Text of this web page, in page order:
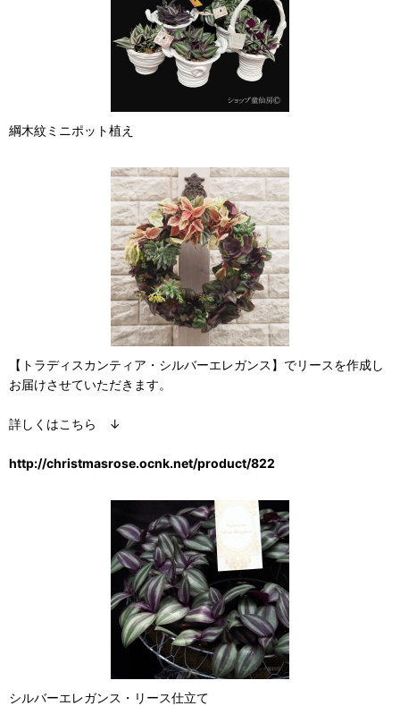
綱木紋ミニポット植え
【トラディスカンティア・シルバーエレガンス】でリースを作成し
お届けさせていただきます。
詳しくはこちら ↓
http://christmasrose.ocnk.net/product/822
シルバーエレガンス・リース仕立て